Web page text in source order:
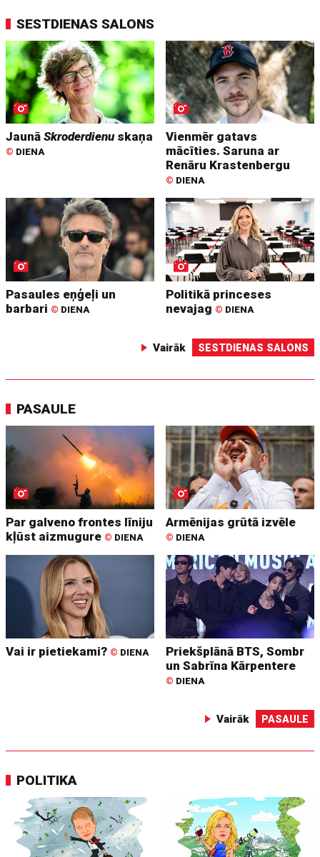
SESTDIENAS SALONS
JaunāSkroderdienuskaņa
© DIENA
Vienmēr gatavs
mācīties. Saruna ar
Renāru Krastenbergu
© DIENA
Pasaules eņģeļi un
barbari © DIENA
Politikā princeses
nevajag © DIENA
Vairāk SESTDIENAS SALONS
PASAULE
Par galveno frontes līniju
kļūst aizmugure © DIENA
Armēnijas grūtā izvēle
© DIENA
Vai ir pietiekami? © DIENA
Priekšplānā BTS, Sombr
un Sabrīna Kārpentere
© DIENA
Vairāk PASAULE
POLITIKA